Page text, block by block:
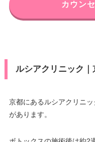
カウン
ルシアクリニック｜
京都にあるルシアクリニ
があります。